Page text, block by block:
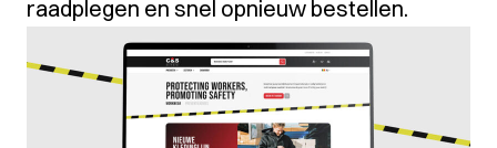
raadplegen en snel opnieuw bestellen.